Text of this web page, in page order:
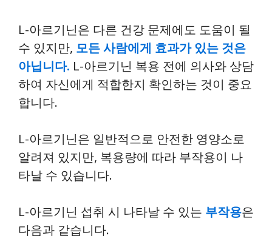
L-아르기닌은 다른 건강 문제에도 도움이 될
수 있지만, 모든 사람에게 효과가 있는 것은
아닙니다. L-아르기닌 복용 전에 의사와 상담
하여 자신에게 적합한지 확인하는 것이 중요
합니다.
L-아르기닌은 일반적으로 안전한 영양소로
알려져 있지만, 복용량에 따라 부작용이 나
타날 수 있습니다.
L-아르기닌 섭취 시 나타날 수 있는 부작용은
다음과 같습니다.